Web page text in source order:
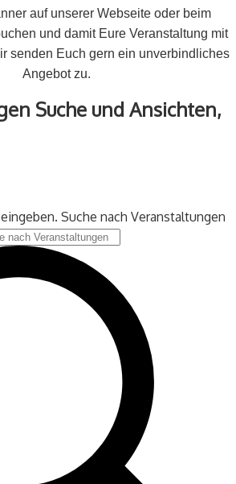
auf unserer Webseite oder beim
und damit Eure Veranstaltung mit
senden Euch gern ein unverbindliches
Angebot zu.
Suche und Ansichten,
Suche nach Veranstaltungen